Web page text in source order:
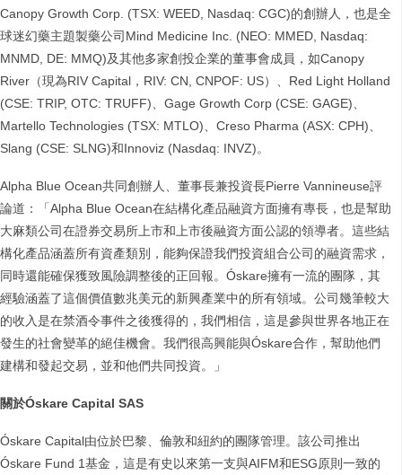
Canopy Growth Corp. (TSX: WEED, Nasdaq: CGC)的創辦人，也是全
球迷幻藥主題製藥公司Mind Medicine Inc. (NEO: MMED, Nasdaq:
MNMD, DE: MMQ)及其他多家創投企業的董事會成員，如Canopy
River（現為RIV Capital，RIV: CN, CNPOF: US）、Red Light Holland
(CSE: TRIP, OTC: TRUFF)、Gage Growth Corp (CSE: GAGE)、
Martello Technologies (TSX: MTLO)、Creso Pharma (ASX: CPH)、
Slang (CSE: SLNG)和Innoviz (Nasdaq: INVZ)。
Alpha Blue Ocean共同創辦人、董事長兼投資長Pierre Vannineuse評
論道：「Alpha Blue Ocean在結構化產品融資方面擁有專長，也是幫助
大麻類公司在證券交易所上市和上市後融資方面公認的領導者。這些結
構化產品涵蓋所有資產類別，能夠保證我們投資組合公司的融資需求，
同時還能確保獲致風險調整後的正回報。Óskare擁有一流的團隊，其
經驗涵蓋了這個價值數兆美元的新興產業中的所有領域。公司幾筆較大
的收入是在禁酒令事件之後獲得的，我們相信，這是參與世界各地正在
發生的社會變革的絕佳機會。我們很高興能與Óskare合作，幫助他們
建構和發起交易，並和他們共同投資。」
關於Óskare Capital SAS
Óskare Capital由位於巴黎、倫敦和紐約的團隊管理。該公司推出
Óskare Fund 1基金，這是有史以來第一支與AIFM和ESG原則一致的